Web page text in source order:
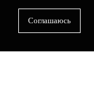
Соглашаюсь